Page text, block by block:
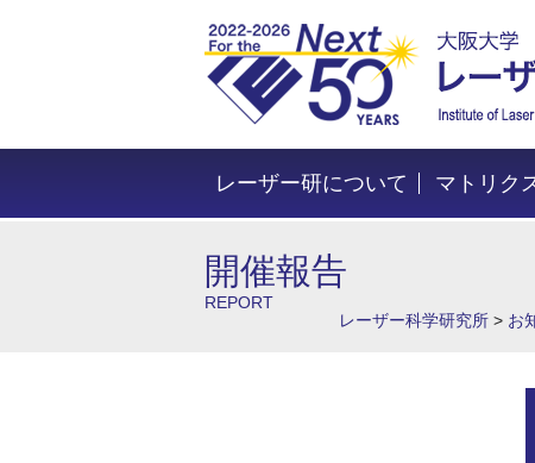
レーザー研について マトリク
開催報告
REPORT
レーザー科学研究所 > お